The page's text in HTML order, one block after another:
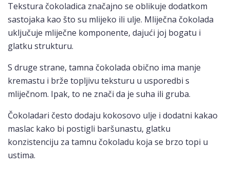
Tekstura čokoladica značajno se oblikuje dodatkom
sastojaka kao što su mlijeko ili ulje. Mliječna čokolada
uključuje mliječne komponente, dajući joj bogatu i
glatku strukturu.
S druge strane, tamna čokolada obično ima manje
kremastu i brže topljivu teksturu u usporedbi s
mliječnom. Ipak, to ne znači da je suha ili gruba.
Čokoladari često dodaju kokosovo ulje i dodatni kakao
maslac kako bi postigli baršunastu, glatku
konzistenciju za tamnu čokoladu koja se brzo topi u
ustima.